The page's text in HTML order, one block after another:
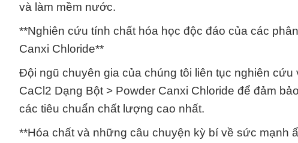
và làm mềm nước.
**Nghiên cứu tính chất hóa học độc đáo của các
Canxi Chloride**
Đội ngũ chuyên gia của chúng tôi liên tục nghiên
CaCl2 Dạng Bột > Powder Canxi Chloride để đảm
các tiêu chuẩn chất lượng cao nhất.
**Hóa chất và những câu chuyện kỳ bí về sức mạnh